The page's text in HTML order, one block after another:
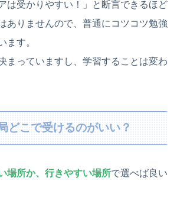
は受かりやすい！」と断言できるほど
ありませんので、普通にコツコツ勉強
ます。
まっていますし、学習することは変わ
どこで受けるのがいい？
場所か、行きやすい場所で選べば良い